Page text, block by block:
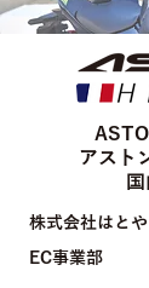
アスト
株式会社はとや
​EC事業部